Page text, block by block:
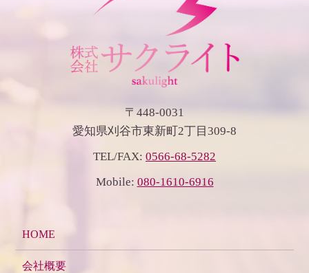
〒448-0031
愛知県刈谷市東新町2丁目309-8
TEL/FAX: 0566-68-5282
Mobile: 080-1610-6916
HOME
会社概要